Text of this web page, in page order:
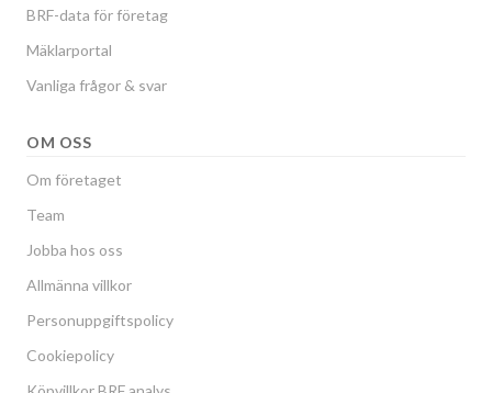
BRF-data för företag
Mäklarportal
Vanliga frågor & svar
OM OSS
Om företaget
Team
Jobba hos oss
Allmänna villkor
Personuppgiftspolicy
Cookiepolicy